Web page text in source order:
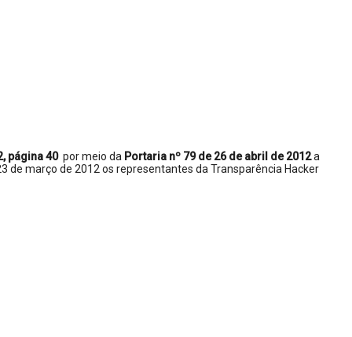
página 40 por meio da Portaria nº 79 de 26 de abril de 2012a
de março de 2012 os representantes da Transparência Hacker